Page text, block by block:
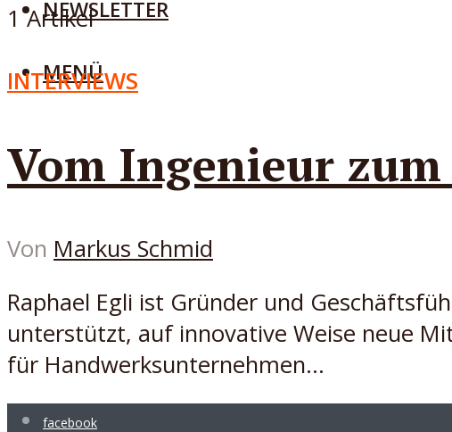
NEWSLETTER
MENÜ
1 Artikel
INTERVIEWS
Vom Ingenieur
Von Markus Schmid
Raphael Egli ist Gründer und
unterstützt, auf innovative Weise neue
für Handwerksunternehmen...
facebook